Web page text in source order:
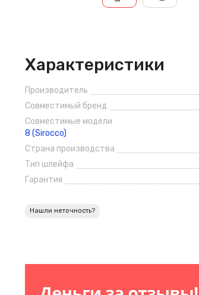
Характеристики
Производитель
Совместимый бренд
Совместимые модели
8 (Sirocco)
Страна производства
Тип шлейфа
Гарантия
Нашли неточность?